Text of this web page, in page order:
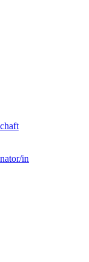
in